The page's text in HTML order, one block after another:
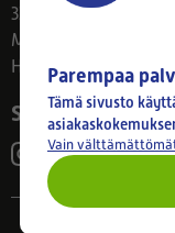
33800 Tampere
Ma–Pe 8–17
Huom! Myymälän
Seuraa meitä
Parempaa
Tämä sivusto
Vain